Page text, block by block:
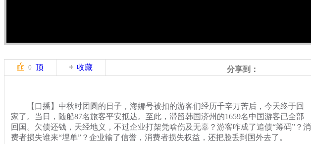
0 顶 收藏 分享到：
【口播】中秋时团圆的日子，海娜号被扣的游客们经历千辛万苦后，今天终于回
家了。当日，随船87名旅客平安抵达。至此，滞留韩国济州的1659名中国游客已全部
回国。欠债还钱，天经地义，不过企业打架凭啥伤及无辜？游客咋成了追债“筹码”？消
费者损失谁来“埋单”？企业输了信誉，消费者损失权益，还把脸丢到国外去了。